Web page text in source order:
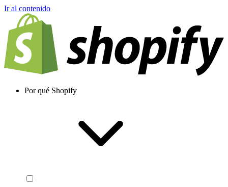
Ir al contenido
Por qué Shopify